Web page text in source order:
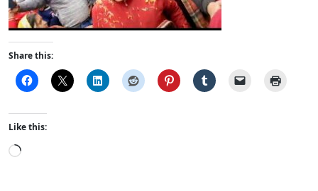
Share this:
Like this:
L